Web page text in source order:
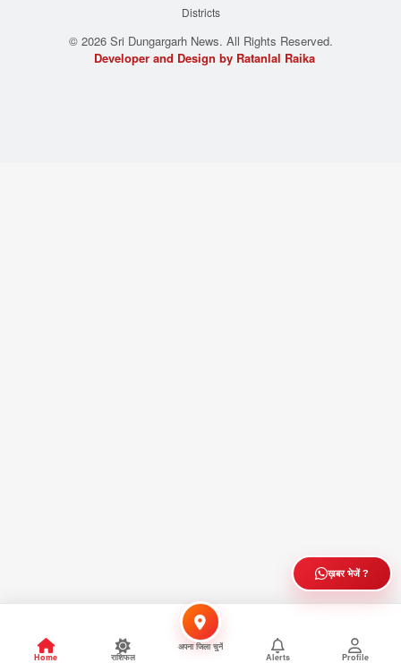
Districts
© 2026 Sri Dungargarh News. All Rights Reserved.
Developer and Design by Ratanlal Raika
ख़बर भेजें ?
Home राशिफल
अपना जिला चुनें
Alerts
Profile